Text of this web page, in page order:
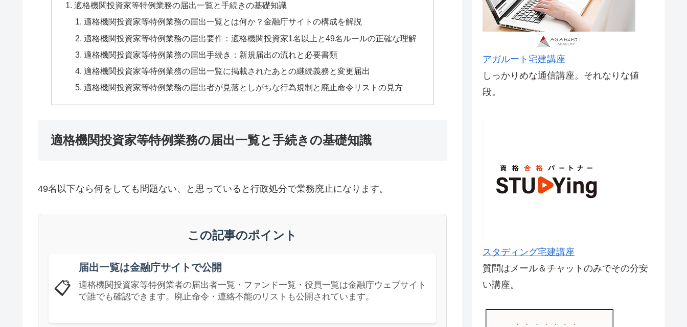
適格機関投資家等特例業務の届出一覧と手続きの基礎知識
適格機関投資家等特例業務の届出一覧とは何か？金融庁サイトの構成を解説
適格機関投資家等特例業務の届出要件：適格機関投資家1名以上と49名ルールの正確な理解
適格機関投資家等特例業務の届出手続き：新規届出の流れと必要書類
適格機関投資家等特例業務の届出一覧に掲載されたあとの継続義務と変更届出
適格機関投資家等特例業務の届出者が見落としがちな行為規制と廃止命令リストの見方
適格機関投資家等特例業務の届出一覧と手続きの基礎知識
49名以下なら何をしても問題ない、と思っていると行政処分で業務廃止になります。
この記事のポイント
📋
届出一覧は金融庁サイトで公開
適格機関投資家等特例業者の届出者一覧・ファンド一覧・役員一覧は金融庁ウェブサイト
で誰でも確認できます。廃止命令・連絡不能のリストも公開されています。
アガルート宅建講座
しっかりめな通信講座。それなりな値
段。
スタディング宅建講座
質問はメール＆チャットのみでその分安
い講座。